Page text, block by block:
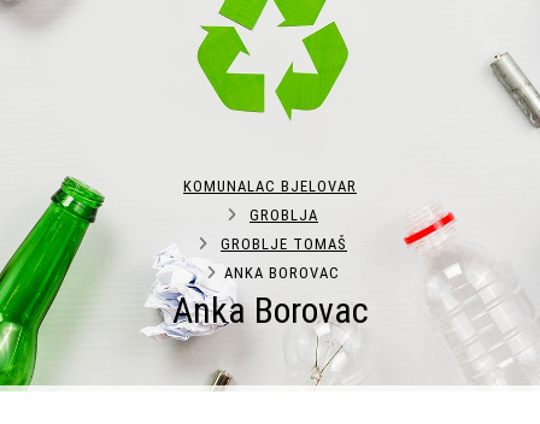
Anka Borovac
KOMUNALAC BJELOVAR
GROBLJA
GROBLJE TOMAŠ
ANKA BOROVAC